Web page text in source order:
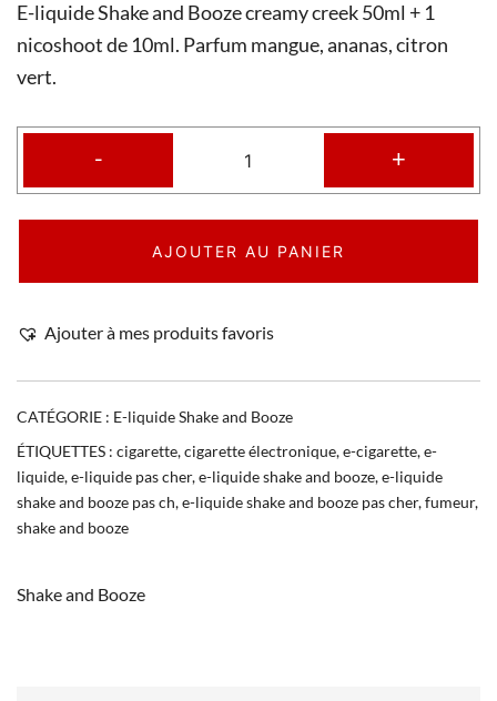
E-liquide Shake and Booze creamy creek 50ml + 1
nicoshoot de 10ml. Parfum mangue, ananas, citron
vert.
- +
AJOUTER AU PANIER
Ajouter à mes produits favoris
CATÉGORIE : E-liquide Shake and Booze
ÉTIQUETTES : cigarette,cigarette électronique,e-cigarette,e-
liquide,e-liquide pas cher,e-liquide shake and booze,e-liquide
shake and booze pas ch,e-liquide shake and booze pas cher,fumeur,
shake and booze
Shake and Booze